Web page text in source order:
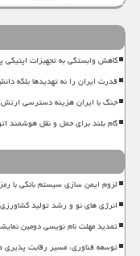
کاهش وابستگی به تجهیزات
قدرت ایران را نه تهدیدها بلکه
جنگ با ایران هزینه دسترسی ارتش
گام بلند برای حمل و نقل هوشمند
لزوم ایمن سازی سیستم بانکی با
انرژی های نو و رشد تولید کشاورزی
تمدید مهلت نام نویسی دومین نمایشگاه فر
توسعه فناوری، مسیر رقابت